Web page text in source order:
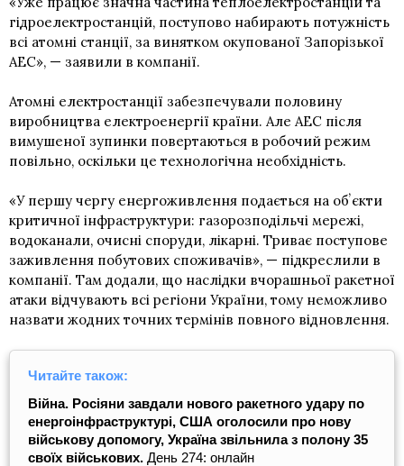
гідроелектростанцій, поступово набирають потужність
всі атомні станції, за винятком окупованої Запорізької
АЕС», — заявили в компанії.
Атомні електростанції забезпечували половину
виробництва електроенергії країни. Але АЕС після
вимушеної зупинки повертаються в робочий режим
повільно, оскільки це технологічна необхідність.
«У першу чергу енергоживлення подається на обʼєкти
критичної інфраструктури: газорозподільчі мережі,
водоканали, очисні споруди, лікарні. Триває поступове
заживлення побутових споживачів», — підкреслили в
компанії. Там додали, що наслідки вчорашньої ракетної
атаки відчувають всі регіони України, тому неможливо
назвати жодних точних термінів повного відновлення.
Читайте також:
Війна. Росіяни завдали нового ракетного удару по
енергоінфраструктурі, США оголосили про нову
військову допомогу, Україна звільнила з полону 35
своїх військових. День 274: онлайн